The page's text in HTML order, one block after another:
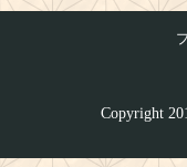
Copyright